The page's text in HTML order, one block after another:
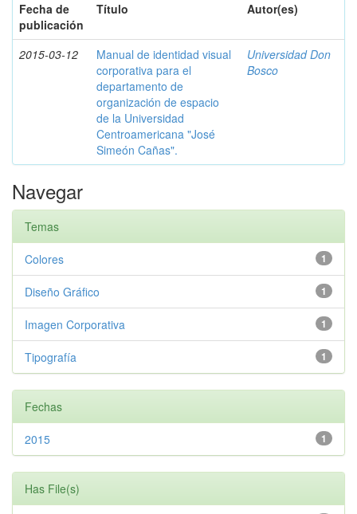
Fecha de
publicación
Título Autor(es)
2015-03-12
Manual de identidad visual
corporativa para el
departamento de
organización de espacio
de la Universidad
Centroamericana "José
Simeón Cañas".
Universidad Don
Bosco
Navegar
Temas
1
Colores
1
Diseño Gráfico
1
Imagen Corporativa
1
Tipografía
Fechas
1
2015
Has File(s)